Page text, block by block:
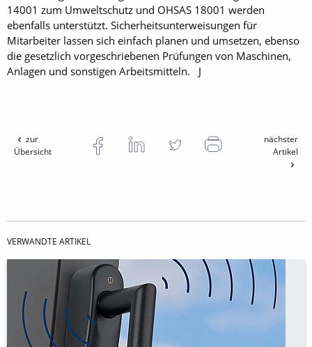
14001 zum Umweltschutz und OHSAS 18001 werden
ebenfalls unterstützt. Sicherheitsunterweisungen für
Mitarbeiter lassen sich einfach planen und umsetzen, ebenso
die gesetzlich vorgeschriebenen Prüfungen von Maschinen,
Anlagen und sonstigen Arbeitsmitteln. J
zur
Übersicht
nächster
Artikel
VERWANDTE ARTIKEL